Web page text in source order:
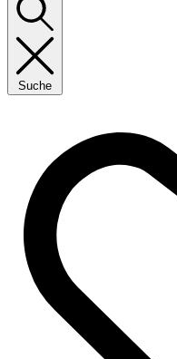
Suche